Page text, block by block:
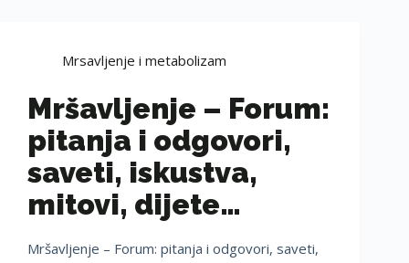
Mrsavljenje i metabolizam
Mršavljenje – Forum:
pitanja i odgovori,
saveti, iskustva,
mitovi, dijete…
Mršavljenje – Forum: pitanja i odgovori, saveti,